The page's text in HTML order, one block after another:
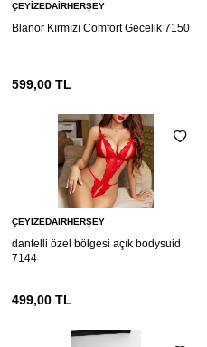
ÇEYIZEDAIRHERŞEY
Blanor Kırmızı Comfort Gecelik 7150
599,00 TL
ÇEYIZEDAIRHERŞEY
dantelli özel bölgesi açık bodysuid
7144
499,00 TL